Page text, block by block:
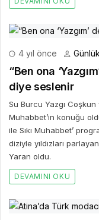
4 yıl önce
“Ben ona
diye seslenir
Su Burcu Yazgı Coşkun
Muhabbet’in konuğu
ile Sıkı Muhabbet’
diziyle yıldızları
Yaran oldu.
DEVAMINI OKU